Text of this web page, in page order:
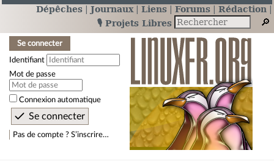
Dépêches Journaux Liens Forums
Rédaction
🎙️ Projets Libres
Se connecter
Identifiant
Mot de passe
Connexion automatique
Pas de compte ? S’inscrire…